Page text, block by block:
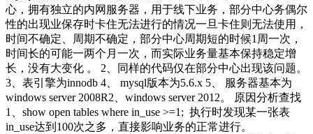
心，拥有独立的内网服务器，用于线下业务，部分中心务偶尔
性的出现业保存时卡住无法进行的情况一旦卡住则无法使用，
时间不确定、周期不确定，部分中心周期短的时候1周一次，
时间长的可能一两个月一次，而实际业务量基本保持稳定增
长，没有大变化 。 2、同样的代码仅在部分中心出现该问题。
3、表引擎为innodb 4、 mysql版本为5.6.x 5、 服务器基本为
windows server 2008R2、windows server 2012。 原因分析查找
1、show open tables where in_use >=1; 执行时发现某一张表
in_use达到100次之多，直接影响业务的正常进行。